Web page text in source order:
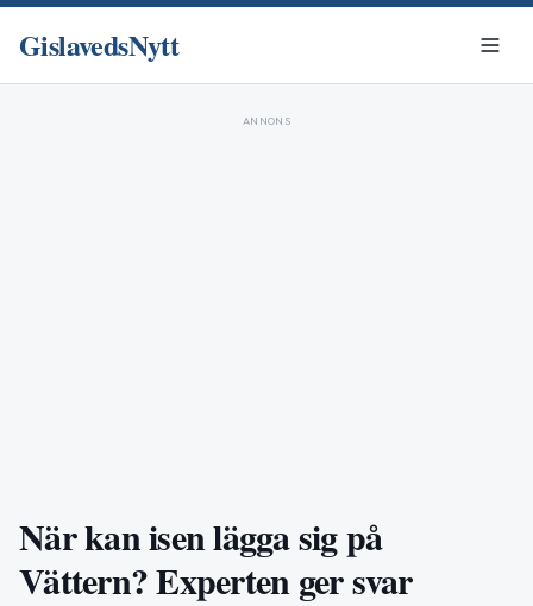
GislavedsNytt
ANNONS
När kan isen lägga sig på
Vättern? Experten ger svar